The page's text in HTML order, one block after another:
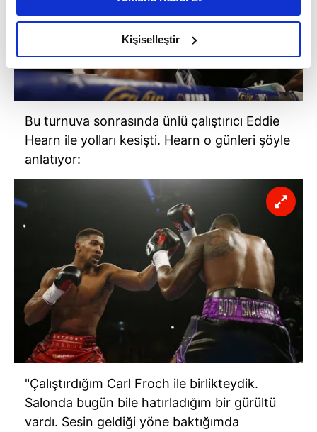
daha iyi reklam deneyimi yaşatabiliriz. Bunu yaparken
amacımızın size daha iyi bir reklam deneyimi sunmak
olduğunu ve sizlere en iyi içerikleri sunabilmek adına
elimizden gelen çabayı gösterdiğimizi ve bu noktada,
reklamların maliyetlerimizi karşılamak noktasında tek gelir
kalemimiz olduğunu sizlere hatırlatmak isteriz.
Her halükârda, kullanıcılar, bu çerezlere izin vermedikleri
takdirde, kullanıcılara hedefli reklamlar
gösterilmeyecektir."
Sizlere daha iyi bir hizmet sunabilmek için İnternet
Sitemizde kendimize ve üçüncü kişilere ait çerezler
kullanılmaktadır. Bu çerezler vasıtasıyla çeşitli kişisel
verileriniz işlenmekte olup gerekli olan çerezler bilgi
toplumu hizmetlerinin sunulması amacıyla
kullanılmaktadır. Diğer çerezler, sitemizin daha işlevsel
kılınması ve kişiselleştirilmesi ve sizlere yönelik
reklam/pazarlama faaliyetlerinin yapılması, amaçlarıyla
sınırlı olarak açık rızanız dahilinde kullanılacaktır.
Çerezlere ilişkin tercihlerinizi aşağıda yer alan panel
vasıtasıyla belirleyebilirsiniz. Çerezlere ilişkin detaylı bilgi
için Ayarlar butonuna tıklayabilir,
Çerez Bilgilendirme
ziyaret edebilirsiniz.
Kişiselleştir
Bu turnuva sonrasında ünlü çalıştırıcı Eddie
Hearn ile yolları kesişti. Hearn o günleri şöyle
anlatıyor:
"Çalıştırdığım Carl Froch ile birlikteydik.
Salonda bugün bile hatırladığım bir gürültü
vardı. Sesin geldiği yöne baktığımda